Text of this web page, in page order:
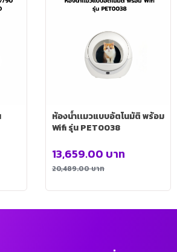
ห้องน้ำเเมวแบบอัตโนมัติ พร้อม
Wifi รุ่น PET0038
20,489.00บาท
13,659.00 บาท